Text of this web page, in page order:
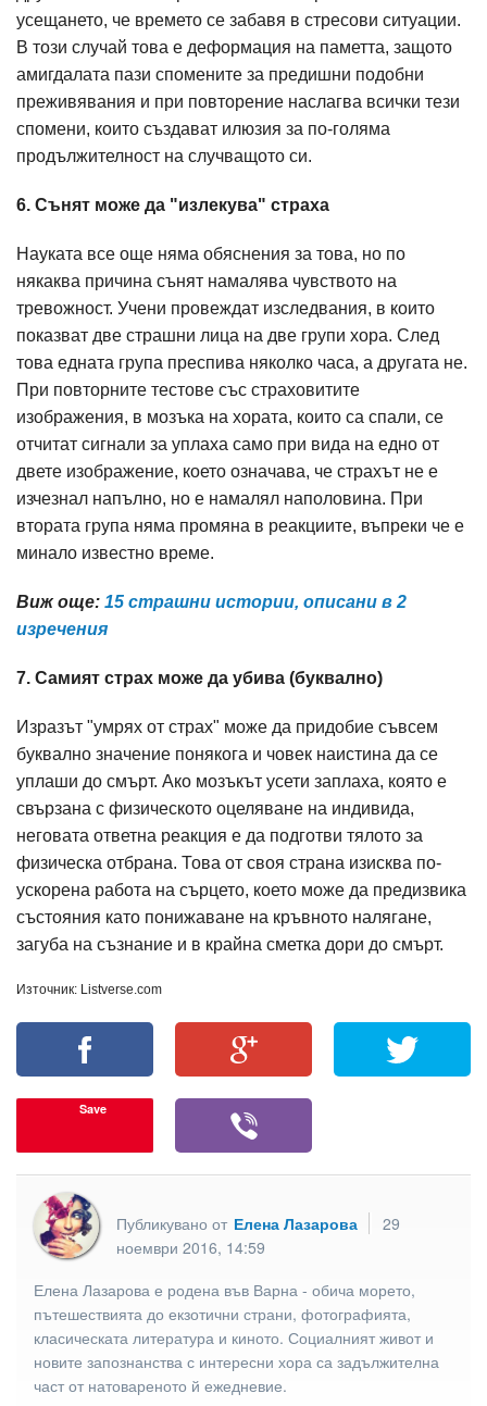
усещането, че времето се забавя в стресови ситуации.
В този случай това е деформация на паметта, защото
амигдалата пази спомените за предишни подобни
преживявания и при повторение наслагва всички тези
спомени, които създават илюзия за по-голяма
продължителност на случващото си.
6. Сънят може да "излекува" страха
Науката все още няма обяснения за това, но по
някаква причина сънят намалява чувството на
тревожност. Учени провеждат изследвания, в които
показват две страшни лица на две групи хора. След
това едната група преспива няколко часа, а другата не.
При повторните тестове със страховитите
изображения, в мозъка на хората, които са спали, се
отчитат сигнали за уплаха само при вида на едно от
двете изображение, което означава, че страхът не е
изчезнал напълно, но е намалял наполовина. При
втората група няма промяна в реакциите, въпреки че е
минало известно време.
Виж още: 15 страшни истории, описани в 2
изречения
7. Самият страх може да убива (буквално)
Изразът "умрях от страх" може да придобие съвсем
буквално значение понякога и човек наистина да се
уплаши до смърт. Ако мозъкът усети заплаха, която е
свързана с физическото оцеляване на индивида,
неговата ответна реакция е да подготви тялото за
физическа отбрана. Това от своя страна изисква по-
ускорена работа на сърцето, което може да предизвика
състояния като понижаване на кръвното налягане,
загуба на съзнание и в крайна сметка дори до смърт.
Източник: Listversе.com
Save
Публикувано от Елена Лазарова
29
ноември 2016, 14:59
Елена Лазарова е родена във Варна - обича морето,
пътешествията до екзотични страни, фотографията,
класическата литература и киното. Социалният живот и
новите запознанства с интересни хора са задължителна
част от натовареното й ежедневие.